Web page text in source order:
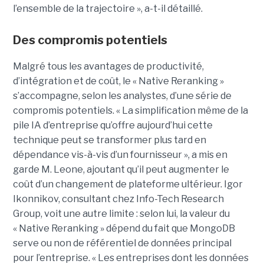
l’ensemble de la trajectoire », a-t-il détaillé.
Des compromis potentiels
Malgré tous les avantages de productivité,
d’intégration et de coût, le « Native Reranking »
s’accompagne, selon les analystes, d’une série de
compromis potentiels. « La simplification même de la
pile IA d’entreprise qu’offre aujourd’hui cette
technique peut se transformer plus tard en
dépendance vis-à-vis d’un fournisseur », a mis en
garde M. Leone, ajoutant qu’il peut augmenter le
coût d’un changement de plateforme ultérieur. Igor
Ikonnikov, consultant chez Info-Tech Research
Group, voit une autre limite : selon lui, la valeur du
« Native Reranking » dépend du fait que MongoDB
serve ou non de référentiel de données principal
pour l’entreprise. « Les entreprises dont les données